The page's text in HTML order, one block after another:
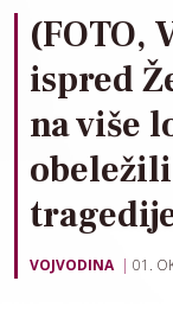
(FOTO,
ispred
na više
VOJVODINA 01.